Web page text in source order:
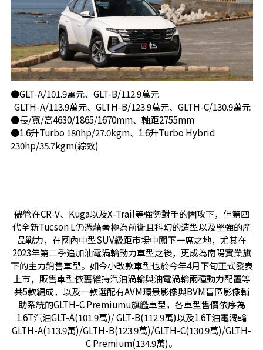
●GLT-A/101.9萬元、GLT-B/112.9萬元
GLTH-A/113.9萬元、GLTH-B/123.9萬元、GLTH-C/130.9萬元
●長/寬/高4630/1865/1670mm、軸距2755mm
●1.6升Turbo 180hp/27.0kgm、1.6升Turbo Hybrid
230hp/35.7kgm(綜效)
儘管在CR-V、Kuga以及X-Trail等強勢對手的圍攻下，但第四
代全新Tucson L仍憑藉著極為前衛且科幻的造型以及堅強的產
品戰力，在國內中型SUV級距市場中闖下一席之地，尤其在
2023年第二季追加油電渦輪動力車型之後，更成為南陽實業旗
下的主力銷售車型。如今小改款車型也於今年4月下旬正式發表
上市，販售車型依舊維持汽油渦輪與油電渦輪兩種動力配置等
共5款編成，以及一款選配有AVM環景影像與BVM盲區影像輔
助系統的GLTH-C Premiumu旗艦車型，各車型售價依序為
1.6T汽油GLT-A(101.9萬)/ GLT-B(112.9萬)以及1.6T油電渦輪
GLTH-A(113.9萬)/GLTH-B(123.9萬)/GLTH-C(130.9萬)/GLTH-
C Premium(134.9萬)。